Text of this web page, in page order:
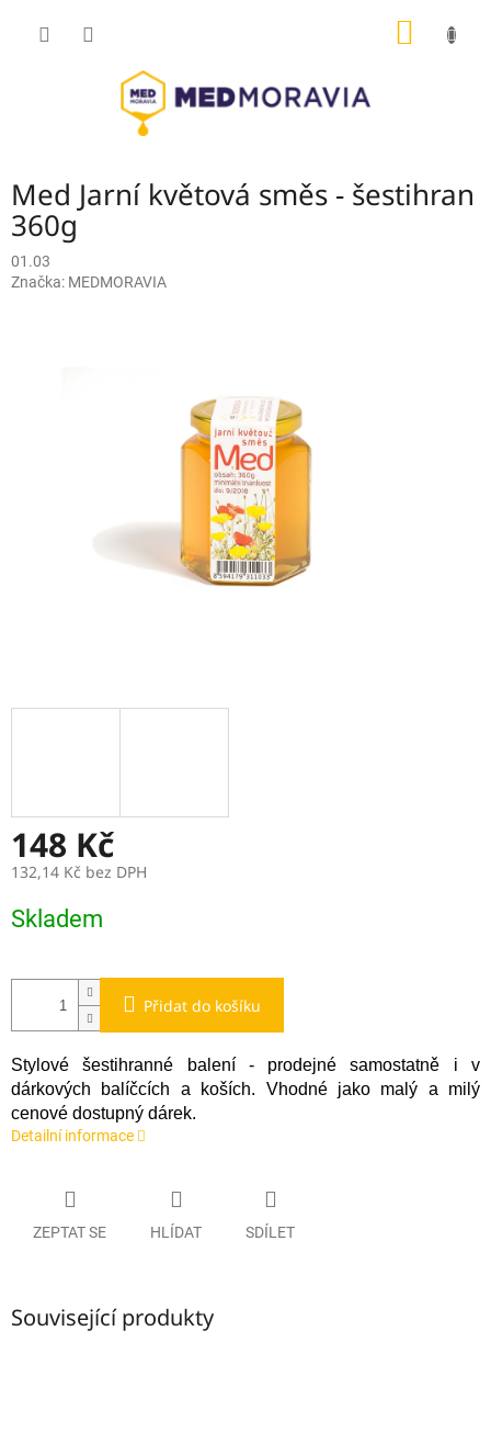
Med Jarní květová směs - šestihran
360g
01.03
Značka: MEDMORAVIA
148 Kč
132,14 Kč bez DPH
cena:
Skladem
Přidat do košíku
Stylové šestihranné balení - prodejné samostatně i v
dárkových balíčcích a koších. Vhodné jako malý a milý
cenové dostupný dárek.
Detailní informace
ZEPTAT SE HLÍDAT SDÍLET
Související produkty